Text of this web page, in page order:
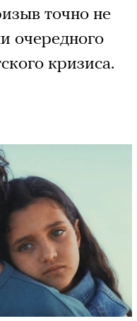
точно не
очередного
кризиса.